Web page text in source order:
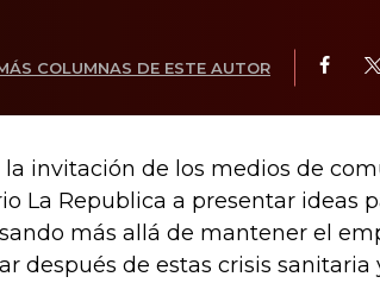
COLUMNAS DE ESTE AUTOR
la invitación de los medios de
La Republica a presentar ideas
más allá de mantener el
después de estas crisis